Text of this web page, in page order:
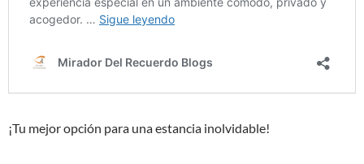
¡Tu mejor opción para una estancia inolvidable!